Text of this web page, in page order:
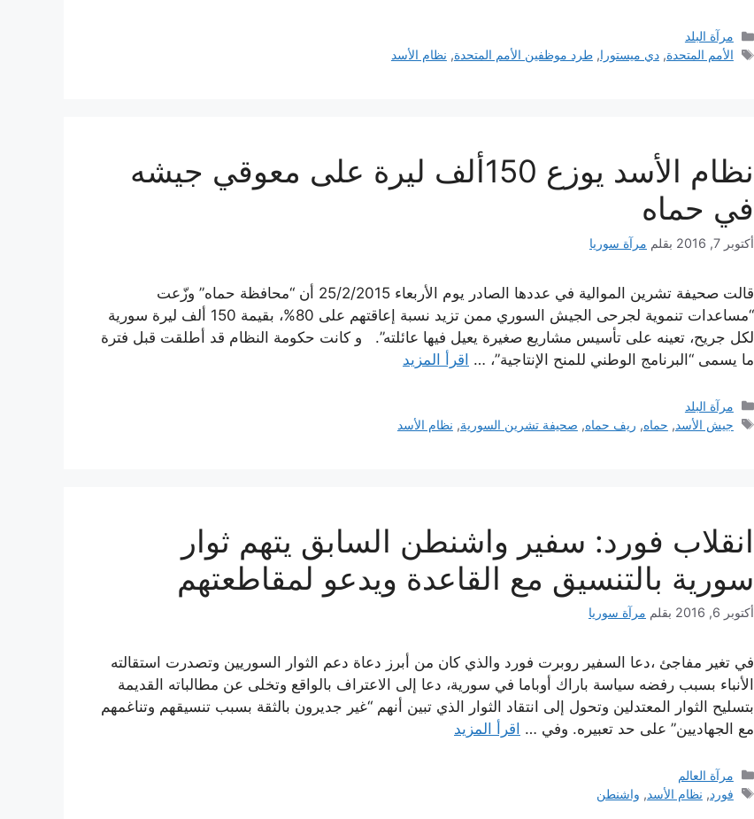
التصنيفات
مرآة البلد
الوسوم
الأمم المتحدة,دي ميستورا,طرد موظفين الأمم المتحدة, نظام الأسد
نظام الأسد يوزع 150ألف ليرة على معوقي جيشه
في حماه
أكتوبر 7, 2016 بقلم مرآة سوريا
قالت صحيفة تشرين الموالية في عددها الصادر يوم الأربعاء 25/2/2015 أن “محافظة حماه” وزّعت
“مساعدات تنموية لجرحى الجيش السوري ممن تزيد نسبة إعاقتهم على 80%، بقيمة 150 ألف ليرة سورية
لكل جريح، تعينه على تأسيس مشاريع صغيرة يعيل فيها عائلته”. و كانت حكومة النظام قد أطلقت قبل فترة
ما يسمى “البرنامج الوطني للمنح الإنتاجية”، … اقرأ المزيد
التصنيفات
مرآة البلد
الوسوم
جيش الأسد, حماه, ريف حماه, صحيفة تشرين السورية, نظام الأسد
انقلاب فورد: سفير واشنطن السابق يتهم ثوار
سورية بالتنسيق مع القاعدة ويدعو لمقاطعتهم
أكتوبر 6, 2016 بقلم مرآة سوريا
في تغير مفاجئ ،دعا السفير روبرت فورد والذي كان من أبرز دعاة دعم الثوار السوريين وتصدرت استقالته
الأنباء بسبب رفضه سياسة باراك أوباما في سورية، دعا إلى الاعتراف بالواقع وتخلى عن مطالباته القديمة
بتسليح الثوار المعتدلين وتحول إلى انتقاد الثوار الذي تبين أنهم “غير جديرون بالثقة بسبب تنسيقهم وتناغمهم
مع الجهاديين” على حد تعبيره. وفي … اقرأ المزيد
التصنيفات
مرآة العالم
الوسوم
فورد, نظام الأسد, واشنطن